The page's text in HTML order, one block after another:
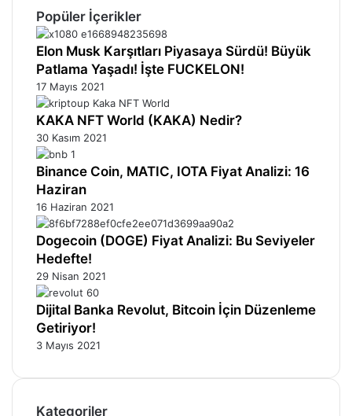
Popüler İçerikler
Elon Musk Karşıtları Piyasaya Sürdü! Büyük
Patlama Yaşadı! İşte FUCKELON!
17 Mayıs 2021
KAKA NFT World (KAKA) Nedir?
30 Kasım 2021
Binance Coin, MATIC, IOTA Fiyat Analizi: 16
Haziran
16 Haziran 2021
Dogecoin (DOGE) Fiyat Analizi: Bu Seviyeler
Hedefte!
29 Nisan 2021
Dijital Banka Revolut, Bitcoin İçin Düzenleme
Getiriyor!
3 Mayıs 2021
Kategoriler